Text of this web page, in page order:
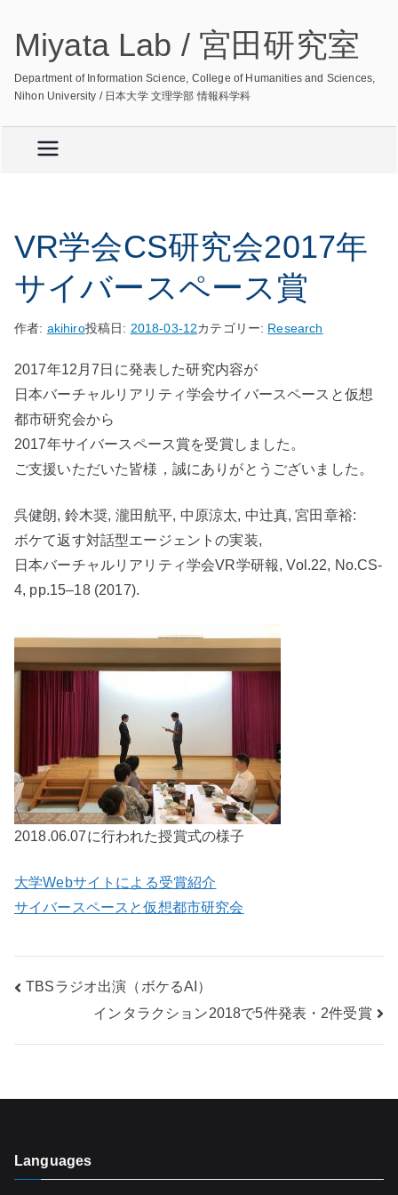
Miyata Lab / 宮田研究室
Department of Information Science, College of Humanities and Sciences,
Nihon University / 日本大学 文理学部 情報科学科
VR学会CS研究会2017年
サイバースペース賞
作者: akihiro投稿日: 2018-03-12カテゴリー: Research
2017年12月7日に発表した研究内容が
日本バーチャルリアリティ学会サイバースペースと仮想
都市研究会から
2017年サイバースペース賞を受賞しました。
ご支援いただいた皆様，誠にありがとうございました。
呉健朗, 鈴木奨, 瀧田航平, 中原涼太, 中辻真, 宮田章裕:
ボケて返す対話型エージェントの実装,
日本バーチャルリアリティ学会VR学研報, Vol.22, No.CS-
4, pp.15–18 (2017).
2018.06.07に行われた授賞式の様子
大学Webサイトによる受賞紹介
サイバースペースと仮想都市研究会
投
ビ
ー
TBSラジオ出演（ボケるAI）
インタラクション2018で5件発表・2件受賞
Languages